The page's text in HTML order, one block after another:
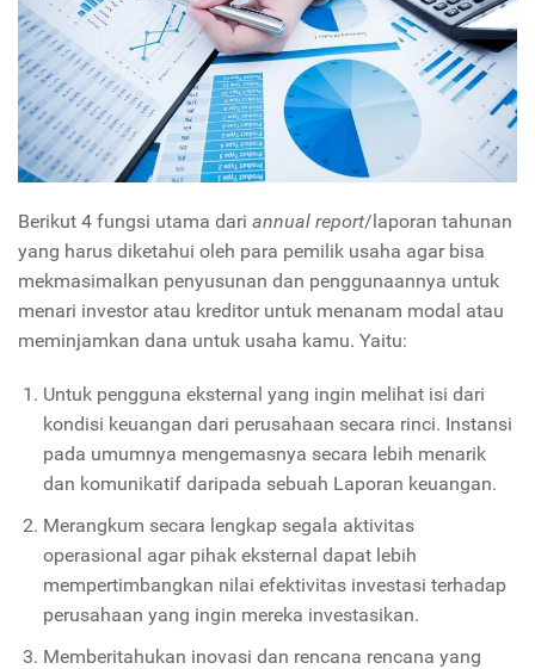
Berikut 4 fungsi utama dari annual report/laporan tahunan
yang harus diketahui oleh para pemilik usaha agar bisa
mekmasimalkan penyusunan dan penggunaannya untuk
menari investor atau kreditor untuk menanam modal atau
meminjamkan dana untuk usaha kamu. Yaitu:
Untuk pengguna eksternal yang ingin melihat isi dari
kondisi keuangan dari perusahaan secara rinci. Instansi
pada umumnya mengemasnya secara lebih menarik
dan komunikatif daripada sebuah Laporan keuangan.
Merangkum secara lengkap segala aktivitas
operasional agar pihak eksternal dapat lebih
mempertimbangkan nilai efektivitas investasi terhadap
perusahaan yang ingin mereka investasikan.
Memberitahukan inovasi dan rencana rencana yang